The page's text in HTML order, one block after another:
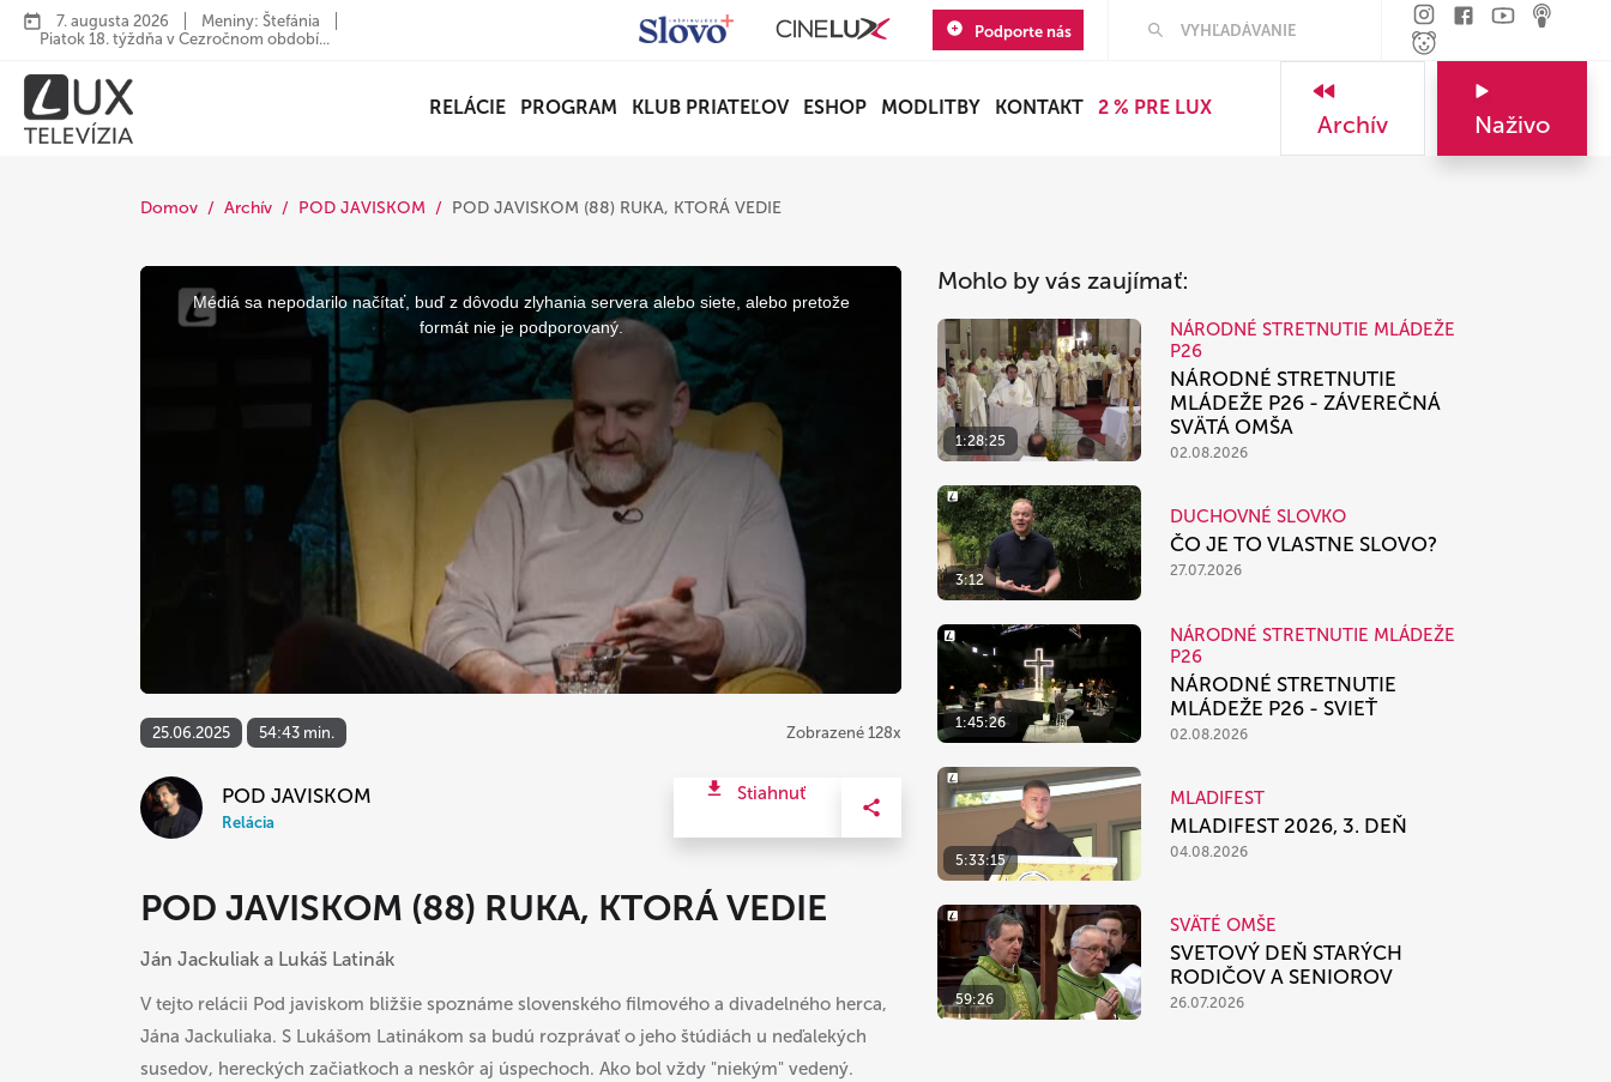
7. augusta 2026
Meniny: Štefánia
Piatok 18. týždňa v Cezročnom období...
Podporte nás
RELÁCIE PROGRAM KLUB PRIATEĽOV ESHOP MODLITBY KONTAKT 2 % PRE LUX
Archív Naživo
Domov Archív POD JAVISKOM POD JAVISKOM (88) RUKA, KTORÁ VEDIE
This
Médiá sa nepodarilo načítať, buď z dôvodu zlyhania servera alebo siete, alebo pretože
formát nie je podporovaný.
25.06.2025 54:43 min. Zobrazené 128x
POD JAVISKOM
Relácia
Stiahnuť
POD JAVISKOM (88) RUKA, KTORÁ VEDIE
Ján Jackuliak a Lukáš Latinák
V tejto relácii Pod javiskom bližšie spoznáme slovenského filmového a divadelného herca,
Jána Jackuliaka. S Lukášom Latinákom sa budú rozprávať o jeho štúdiách u neďalekých
susedov, hereckých začiatkoch a neskôr aj úspechoch. Ako bol vždy "niekým" vedený.
Mohlo by vás zaujímať:
1:28:25
NÁRODNÉ STRETNUTIE MLÁDEŽE
P26
NÁRODNÉ STRETNUTIE
MLÁDEŽE P26 - ZÁVEREČNÁ
SVÄTÁ OMŠA
02.08.2026
3:12
DUCHOVNÉ SLOVKO
ČO JE TO VLASTNE SLOVO?
27.07.2026
1:45:26
NÁRODNÉ STRETNUTIE MLÁDEŽE
P26
NÁRODNÉ STRETNUTIE
MLÁDEŽE P26 - SVIEŤ
02.08.2026
5:33:15
MLADIFEST
MLADIFEST 2026, 3. DEŇ
04.08.2026
59:26
SVÄTÉ OMŠE
SVETOVÝ DEŇ STARÝCH
RODIČOV A SENIOROV
26.07.2026